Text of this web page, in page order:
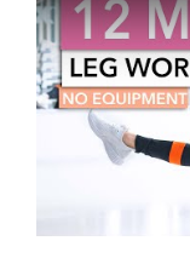
nach: